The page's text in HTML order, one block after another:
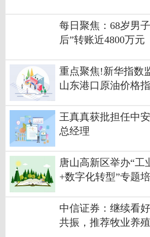
每日聚焦：68岁男
后”转账近4800万元
重点聚焦!新华指数
山东港口原油价格
王真真获批担任中
总经理
唐山高新区举办“
+数字化转型”专题
中信证券：继续看
共振，推荐牧业养